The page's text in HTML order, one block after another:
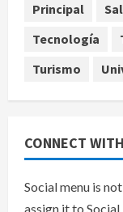
Principal
Tecnología
Turismo
CONNECT
Social menu is
assign it to Social